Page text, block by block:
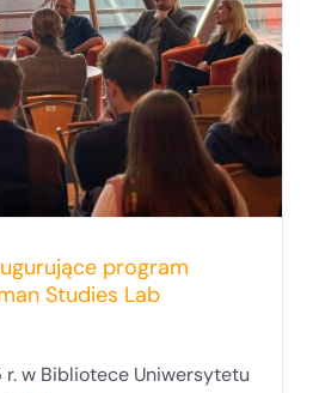
program
Studies Lab
w Bibliotece Uniwersytetu